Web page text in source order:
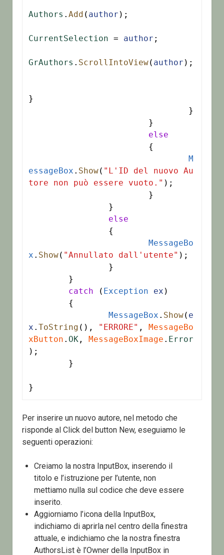
Authors . Add ( author );
CurrentSelection = author ;
GrAuthors . ScrollIntoView( author );
}
else
M
essageBox . Show( "L'ID del nuovo Au
tore non può essere vuoto." );
else
MessageBo
x . Show( "Annullato dall'utente" );
catch ( Exception ex )
MessageBox . Show( e
x . ToString (), "ERRORE" , MessageBo
xButton . OK, MessageBoxImage . Error
);
}
Per inserire un nuovo autore, nel metodo che
risponde al Click del button New, eseguiamo le
seguenti operazioni:
Creiamo la nostra InputBox, inserendo il
titolo e l’istruzione per l’utente, non
mettiamo nulla sul codice che deve essere
inserito.
Aggiorniamo l’icona della InputBox,
indichiamo di aprirla nel centro della finestra
attuale, e indichiamo che la nostra finestra
AuthorsList è l’Owner della InputBox in